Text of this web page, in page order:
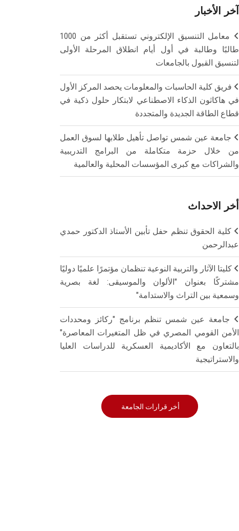
آخر الأخبار
معامل التنسيق الإلكتروني تستقبل أكثر من 1000
طالبًا وطالبة في أول أيام انطلاق المرحلة الأولى
لتنسيق القبول بالجامعات
فريق كلية الحاسبات والمعلومات يحصد المركز الأول
في هاكاثون الذكاء الاصطناعي لابتكار حلول ذكية في
قطاع الطاقة الجديدة والمتجددة
جامعة عين شمس تواصل تأهيل طلابها لسوق العمل
من خلال حزمة متكاملة من البرامج التدريبية
والشراكات مع كبرى المؤسسات المحلية والعالمية
أخر الاحداث
كلية الحقوق تنظم حفل تأبين الأستاذ الدكتور حمدي
عبدالرحمن
كليتا الآثار والتربية النوعية تنظمان مؤتمرًا علميًا دوليًا
مشتركًا بعنوان "الألوان والموسيقى: لغة بصرية
وسمعية بين التراث والاستدامة"
جامعة عين شمس تنظم برنامج "ركائز ومحددات
الأمن القومي المصري في ظل المتغيرات المعاصرة"
بالتعاون مع الأكاديمية العسكرية للدراسات العليا
والاستراتيجية
أخر قرارات الجامعة